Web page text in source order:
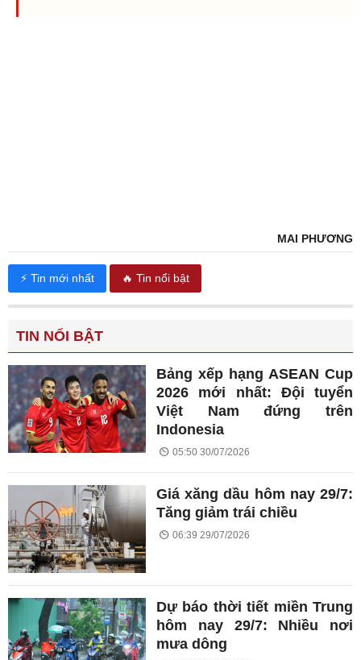
MAI PHƯƠNG
⚡ Tin mới nhất 🔥 Tin nổi bật
TIN NỔI BẬT
Bảng xếp hạng ASEAN Cup
2026 mới nhất: Đội tuyển
Việt Nam đứng trên
Indonesia
05:50 30/07/2026
Giá xăng dầu hôm nay 29/7:
Tăng giảm trái chiều
06:39 29/07/2026
Dự báo thời tiết miền Trung
hôm nay 29/7: Nhiều nơi
mưa dông